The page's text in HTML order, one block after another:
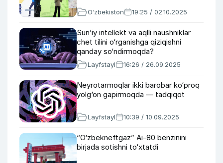
O‘zbekiston 19:25 / 02.10.2025
Sun’iy intellekt va aqlli naushniklar
chet tilini o‘rganishga qiziqishni
qanday so‘ndirmoqda?
Layfstayl 16:26 / 26.09.2025
Neyrotarmoqlar ikki barobar ko‘proq
yolg‘on gapirmoqda — tadqiqot
Layfstayl 10:39 / 10.09.2025
“O‘zbekneftgaz” Ai-80 benzinini
birjada sotishni to‘xtatdi